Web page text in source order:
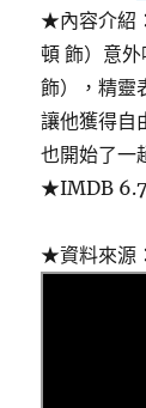
★內容介紹
頓 飾）意
飾），精靈
讓他獲得自
也開始了一
★IMDB
★資料來源